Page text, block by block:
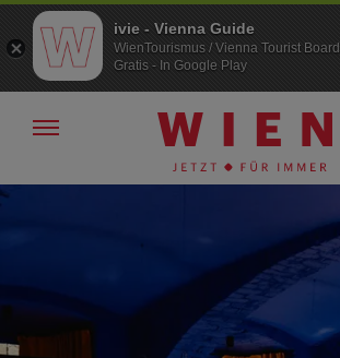
Zur
Zum
Navigation
ivie - Vienna Guide
WienTourismus / Vienna Tourist Board
Gratis - In Google Play